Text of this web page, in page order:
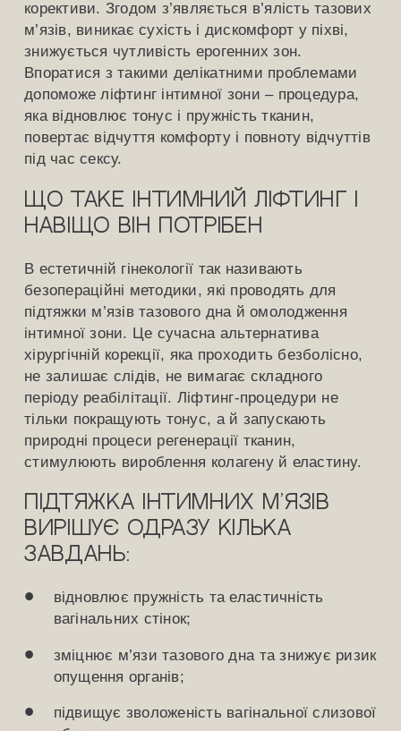
корективи. Згодом з’являється в’ялість тазових
м’язів, виникає сухість і дискомфорт у піхві,
знижується чутливість ерогенних зон.
Впоратися з такими делікатними проблемами
допоможе ліфтинг інтимної зони – процедура,
яка відновлює тонус і пружність тканин,
повертає відчуття комфорту і повноту відчуттів
під час сексу.
Що таке інтимний ліфтинг і
навіщо він потрібен
В естетичній гінекології так називають
безопераційні методики, які проводять для
підтяжки м’язів тазового дна й омолодження
інтимної зони. Це сучасна альтернатива
хірургічній корекції, яка проходить безболісно,
не залишає слідів, не вимагає складного
періоду реабілітації. Ліфтинг-процедури не
тільки покращують тонус, а й запускають
природні процеси регенерації тканин,
стимулюють вироблення колагену й еластину.
Підтяжка інтимних м’язів
вирішує одразу кілька
завдань:
відновлює пружність та еластичність
вагінальних стінок;
зміцнює м’язи тазового дна та знижує ризик
опущення органів;
підвищує зволоженість вагінальної слизової